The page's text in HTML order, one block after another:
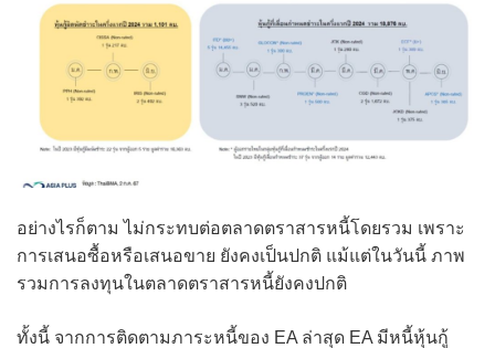
อย่างไรก็ตาม ไม่กระทบต่อตลาดตราสารหนี้โดยรวม เพราะ
การเสนอซื้อหรือเสนอขาย ยังคงเป็นปกติ แม้แต่ในวันนี้ ภาพ
รวมการลงทุนในตลาดตราสารหนี้ยังคงปกติ
ทั้งนี้ จากการติดตามภาระหนี้ของ EA ล่าสุด EA มีหนี้หุ้นกู้